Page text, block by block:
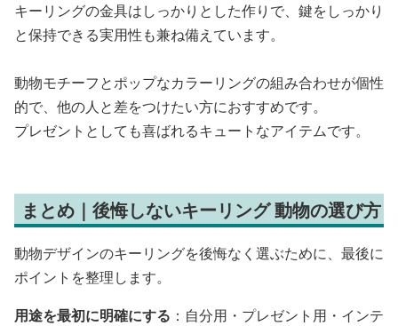
キーリングの金具はしっかりとした作りで、鍵をしっかり
と保持できる実用性も兼ね備えています。
動物モチーフとポップなカラーリングの組み合わせが個性
的で、他の人と差をつけたい方におすすめです。
プレゼントとしても喜ばれるキュートなアイテムです。
まとめ｜後悔しないキーリング 動物の選び方
動物デザインのキーリングを後悔なく選ぶために、最後に
ポイントを整理します。
用途を最初に明確にする ：自分用・プレゼント用・インテ